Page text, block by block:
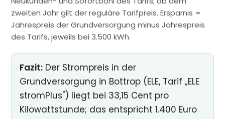
zweiten Jahr gilt der reguläre Tarifpreis. Ersparnis =
Jahrespreis der Grundversorgung minus Jahrespreis
des Tarifs, jeweils bei 3.500 kWh.
Fazit: Der Strompreis in der
Grundversorgung in Bottrop (ELE, Tarif „ELE
stromPlus") liegt bei 33,15 Cent pro
Kilowattstunde; das entspricht 1.400 Euro